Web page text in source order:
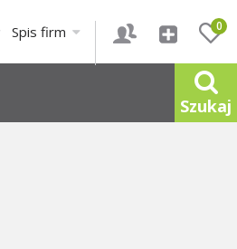
0
Spis firm
Szukaj